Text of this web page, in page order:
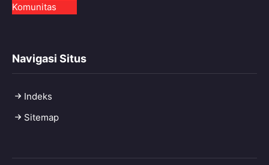
Komunitas
Navigasi Situs
Indeks
Sitemap